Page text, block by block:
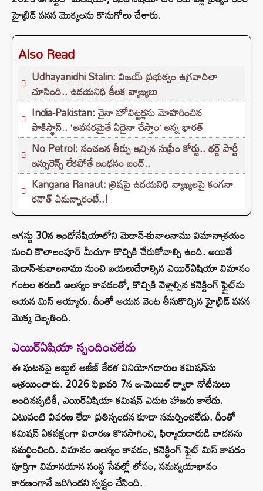
హైబ్రిడ్ పనస మొక్కలను కొనుగోలు చేశారు.
Also Read
Udhayanidhi Stalin: విజయ్ ప్రభుత్వం ఉగ్రవాదిలా
చూసింది.. ఉదయనిధి కీలక వ్యాఖ్యలు
India-Pakistan: చైనా హోవిట్జర్లను మోహరించిన
పాకిస్థాన్.. ‘అవసరమైతే ఏదైనా చేస్తాం’ అన్న భారత్
No Petrol: సంచలన తీర్పు ఇచ్చిన సుప్రీం కోర్టు.. థర్డ్ పార్టీ
ఇన్సురెన్స్ లేకపోతే ఇంధనం బంద్..
Kangana Ranaut: త్రిషపై ఉదయనిధి వ్యాఖ్యలపై కంగనా
రనౌత్ ఏమన్నారంటే..!
ఆగస్టు 30న ఇండోనేషియాలోని మెడాన్-కువాలనాము విమానాశ్రయం
నుంచి కౌలాలంపూర్ మీదుగా కొచ్చికి చేరుకోవాల్సి ఉంది. అయితే
మెడాన్-కువాలనాము నుంచి బయలుదేరాల్సిన ఎయిర్‌ఏషియా విమానం
గంటల తరబడి ఆలస్యం కావడంతో, కొచ్చికి వెళ్లాల్సిన కనెక్టింగ్ ఫ్లైట్‌ను
ఆయన మిస్ అయ్యారు. దీంతో ఆయన వెంట తీసుకొచ్చిన హైబ్రిడ్ పనస
మొక్క దెబ్బతింది.
ఎయిర్‌ఏషియా స్పందించలేదు
ఈ ఘటనపై అబ్దుల్ అజీజ్ కేరళ వినియోగదారుల కమిషన్‌ను
ఆశ్రయించారు. 2026 ఫిబ్రవరి 7న ఇ-మెయిల్ ద్వారా నోటీసులు
అందినప్పటికీ, ఎయిర్‌ఏషియా కమిషన్ ఎదుట హాజరు కాలేదు.
ఎటువంటి వివరణ లేదా ప్రతిస్పందన కూడా సమర్పించలేదు. దీంతో
కమిషన్ ఏకపక్షంగా విచారణ కొనసాగించి, ఫిర్యాదుదారుడి వాదనను
సమర్థించింది. విమానం ఆలస్యం కావడం, కనెక్టింగ్ ఫ్లైట్ మిస్ కావడం
పూర్తిగా విమానయాన సంస్థ సేవల్లో లోపం, సమన్వయాభావం
కారణంగానే జరిగిందని స్పష్టం చేసింది.